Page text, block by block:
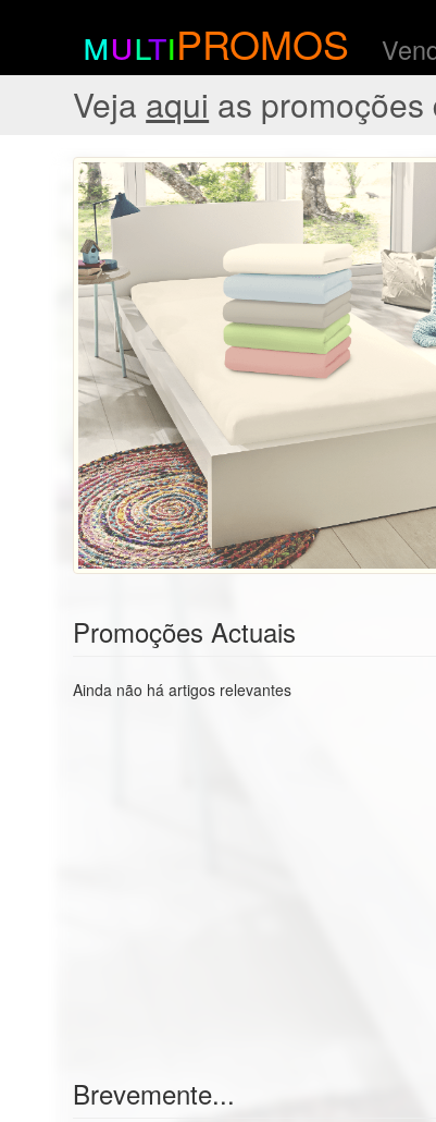
multiPROMOS
Veja aqui as promoções
Promoções Actuais
Ainda não há artigos relevantes
Brevemente...